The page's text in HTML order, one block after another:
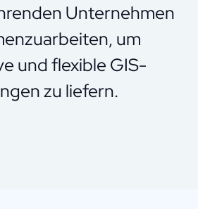
Unternehmen
um
und flexible GIS-
zu liefern.